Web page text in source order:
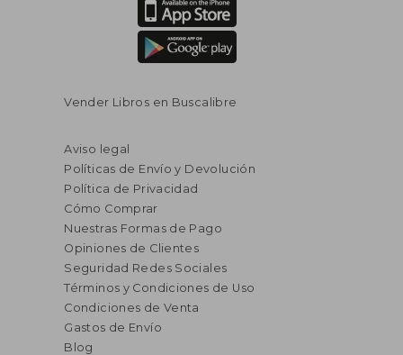
Vender Libros en Buscalibre
Aviso legal
Políticas de Envío y Devolución
Política de Privacidad
Cómo Comprar
Nuestras Formas de Pago
Opiniones de Clientes
Seguridad Redes Sociales
Términos y Condiciones de Uso
Condiciones de Venta
Gastos de Envío
Blog